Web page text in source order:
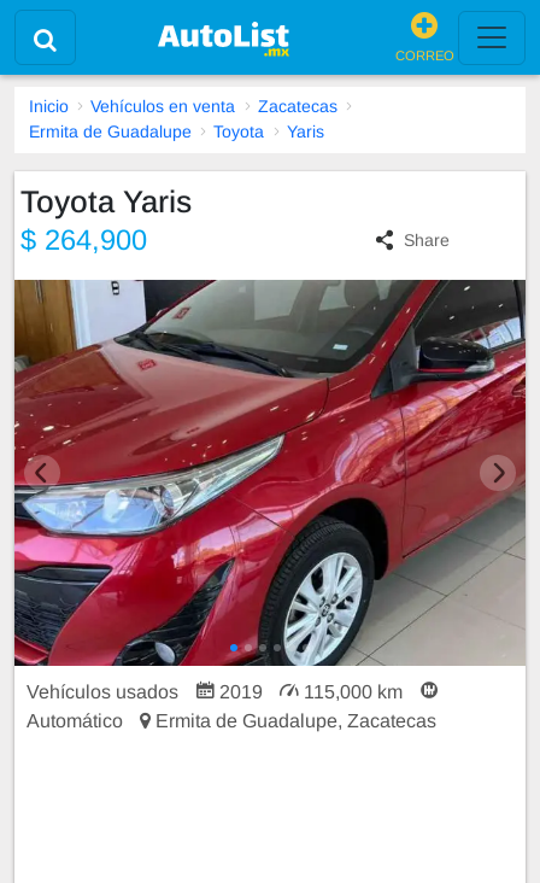
CORREO
Inicio Vehículos en venta
Zacatecas
Ermita de Guadalupe
Toyota Yaris
Toyota Yaris
$ 264,900 Share
Vehículos usados 2019
115,000 km
Automático
Ermita de Guadalupe, Zacatecas